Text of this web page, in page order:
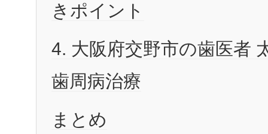
きポイント
4. 大阪府交野市の歯医者
歯周病治療
まとめ